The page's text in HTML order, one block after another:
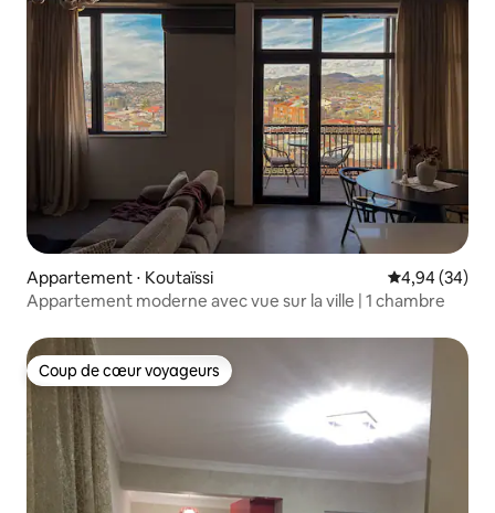
Appartement ⋅ Koutaïssi Évaluation
4,94 (34)
Appartement moderne avec vue sur la ville | 1 chambre
Coup de cœur voyageurs
Coup de cœur voyageurs